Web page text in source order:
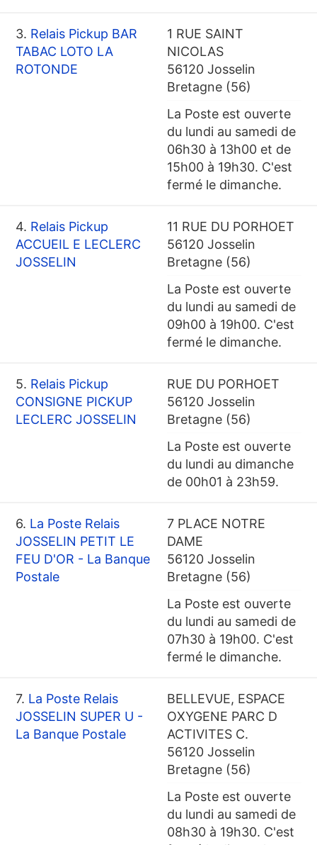
3. Relais Pickup BAR
TABAC LOTO LA
ROTONDE
1 RUE SAINT
NICOLAS
56120 Josselin
Bretagne (56)
La Poste est ouverte
du lundi au samedi de
06h30 à 13h00 et de
15h00 à 19h30. C'est
fermé le dimanche.
4. Relais Pickup
ACCUEIL E LECLERC
JOSSELIN
11 RUE DU PORHOET
56120 Josselin
Bretagne (56)
La Poste est ouverte
du lundi au samedi de
09h00 à 19h00. C'est
fermé le dimanche.
5. Relais Pickup
CONSIGNE PICKUP
LECLERC JOSSELIN
RUE DU PORHOET
56120 Josselin
Bretagne (56)
La Poste est ouverte
du lundi au dimanche
de 00h01 à 23h59.
6. La Poste Relais
JOSSELIN PETIT LE
FEU D'OR - La Banque
Postale
7 PLACE NOTRE
DAME
56120 Josselin
Bretagne (56)
La Poste est ouverte
du lundi au samedi de
07h30 à 19h00. C'est
fermé le dimanche.
7. La Poste Relais
JOSSELIN SUPER U -
La Banque Postale
BELLEVUE, ESPACE
OXYGENE PARC D
ACTIVITES C.
56120 Josselin
Bretagne (56)
La Poste est ouverte
du lundi au samedi de
08h30 à 19h30. C'est